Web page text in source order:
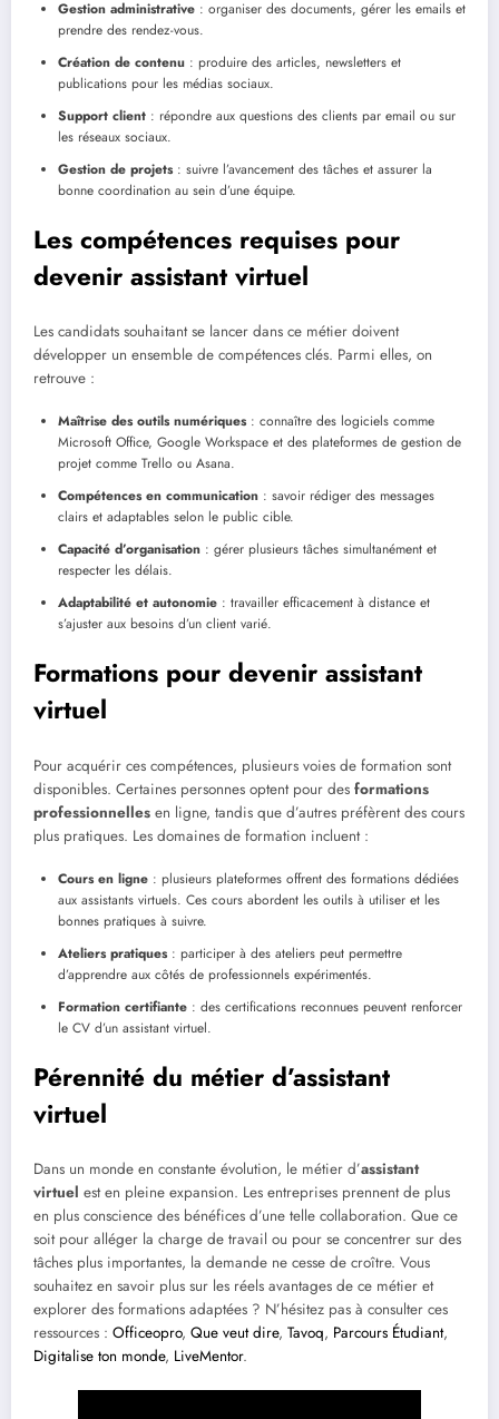
Gestion administrative : organiser des documents, gérer les emails et
prendre des rendez-vous.
Création de contenu : produire des articles, newsletters et
publications pour les médias sociaux.
Support client : répondre aux questions des clients par email ou sur
les réseaux sociaux.
Gestion de projets: suivre l’avancement des tâches et assurer la
bonne coordination au sein d’une équipe.
Les compétences requises pour
devenir assistant virtuel
Les candidats souhaitant se lancer dans ce métier doivent
développer un ensemble de compétences clés. Parmi elles, on
retrouve :
Maîtrise des outils numériques: connaître des logiciels comme
Microsoft Office, Google Workspace et des plateformes de gestion de
projet comme Trello ou Asana.
Compétences en communication : savoir rédiger des messages
clairs et adaptables selon le public cible.
Capacité d’organisation : gérer plusieurs tâches simultanément et
respecter les délais.
Adaptabilité et autonomie : travailler efficacement à distance et
s’ajuster aux besoins d’un client varié.
Formations pour devenir assistant
virtuel
Pour acquérir ces compétences, plusieurs voies de formation sont
disponibles. Certaines personnes optent pour des formations
professionnelles en ligne, tandis que d’autres préfèrent des cours
plus pratiques. Les domaines de formation incluent :
Cours en ligne : plusieurs plateformes offrent des formations dédiées
aux assistants virtuels. Ces cours abordent les outils à utiliser et les
bonnes pratiques à suivre.
Ateliers pratiques: participer à des ateliers peut permettre
d’apprendre aux côtés de professionnels expérimentés.
Formation certifiante : des certifications reconnues peuvent renforcer
le CV d’un assistant virtuel.
Pérennité du métier d’assistant
virtuel
Dans un monde en constante évolution, le métier d’assistant
virtuel est en pleine expansion. Les entreprises prennent de plus
en plus conscience des bénéfices d’une telle collaboration. Que ce
soit pour alléger la charge de travail ou pour se concentrer sur des
tâches plus importantes, la demande ne cesse de croître. Vous
souhaitez en savoir plus sur les réels avantages de ce métier et
explorer des formations adaptées ? N’hésitez pas à consulter ces
ressources : Officeopro, Que veut dire, Tavoq, Parcours Étudiant,
Digitalise ton monde, LiveMentor.